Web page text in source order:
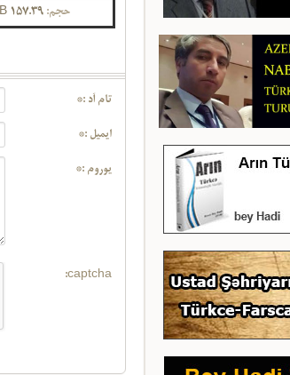
حجم:157.39 KB
تام آد :*
ایمیل :*
یوروم :*
captcha: